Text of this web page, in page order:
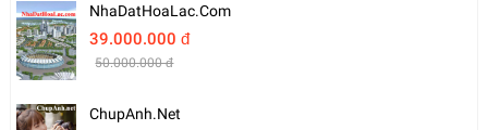
NhaDatHoaLac.com
39.000.000 đ
50.000.000 đ
ChupAnh.net